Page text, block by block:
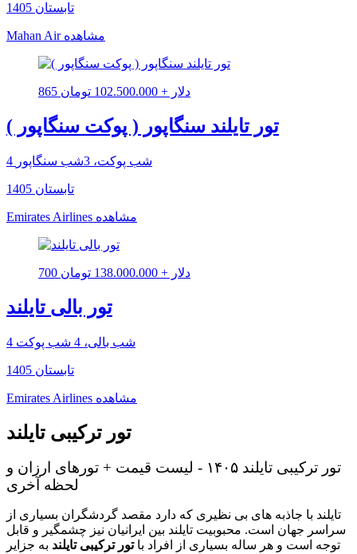
تابستان 1405
Mahan Air مشاهده
865 دلار + 102.500.000 تومان
تور تایلند سنگاپور ( پوکت سنگاپور )
4 شب پوکت، 3شب سنگاپور
تابستان 1405
Emirates Airlines مشاهده
700 دلار + 138.000.000 تومان
تور بالی تایلند
4 شب بالی، 4 شب پوکت
تابستان 1405
Emirates Airlines مشاهده
تور ترکیبی تایلند
تور ترکیبی تایلند ۱۴۰۵ - لیست قیمت + تورهای ارزان و
لحظه آخری
تایلند با جاذبه های بی نظیری که دارد مقصد گردشگران بسیاری از
سراسر جهان است. محبوبیت تایلند بین ایرانیان نیز چشمگیر و قابل
توجه است و هر ساله بسیاری از افراد باتور ترکیبی تایلند به جزایر